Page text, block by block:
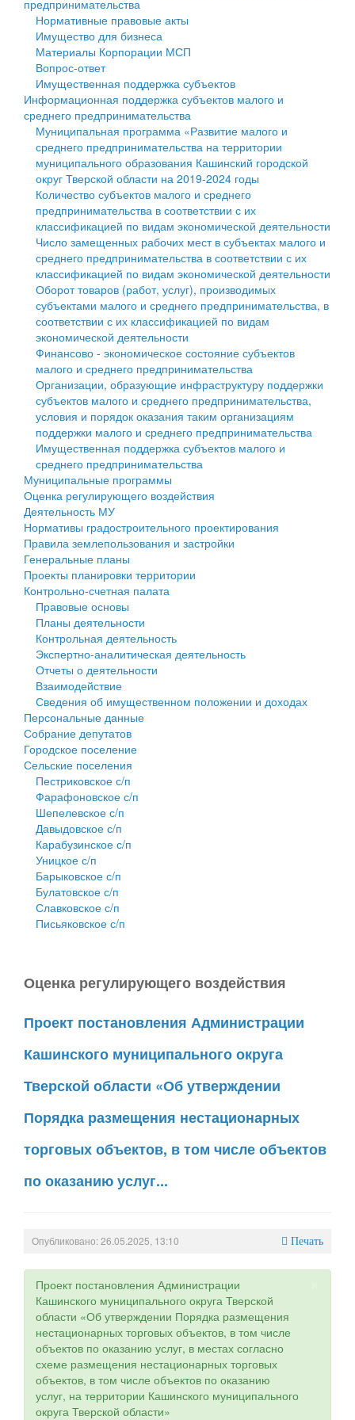
Государственные услуги
Промышленность и АПК
Экономика и бизнес
...
Символика
Устав
Гостям округа
Туризм
Культура
Образование
Здравоохранение
Социальная защита
Фотоальбом
муниципального округа Тверской области
Администрация Кашинского муниципального округа
Тверской области
Управление сельскими территориями
Открытые данные
Работа с обращениями граждан
Муниципальный контроль
Муниципальные услуги
Проекты административных регламентов
Антимонопольный комплаенс
Противодействие коррупции
Финансовое управление
Бюджет для граждан
Имущество
Выявление правообладателей ранее учтенных
объектов недвижимости
Имущественная поддержка субъектов малого и
среднего предпринимательства
Информационная поддержка субъектов малого и
среднего предпринимательства
Муниципальные программы
Контрольно-счетная палата
Персональные данные
Оценка регулирующего воздействия
Деятельность МУ
Нормативы градостроительного проектирования
Правила землепользования и застройки
Генеральные планы
Проекты планировки территории
Собрание депутатов
Городское поселение
Сельские поселения
предпринимательства
Нормативные правовые акты
Имущество для бизнеса
Материалы Корпорации МСП
Вопрос-ответ
Имущественная поддержка субъектов
Информационная поддержка субъектов малого и
среднего предпринимательства
Муниципальная программа «Развитие малого и
среднего предпринимательства на территории
муниципального образования Кашинский городской
округ Тверской области на 2019-2024 годы
Количество субъектов малого и среднего
предпринимательства в соответствии с их
классификацией по видам экономической деятельности
Число замещенных рабочих мест в субъектах малого и
среднего предпринимательства в соответствии с их
классификацией по видам экономической деятельности
Оборот товаров (работ, услуг), производимых
субъектами малого и среднего предпринимательства, в
соответствии с их классификацией по видам
экономической деятельности
Финансово - экономическое состояние субъектов
малого и среднего предпринимательства
Организации, образующие инфраструктуру поддержки
субъектов малого и среднего предпринимательства,
условия и порядок оказания таким организациям
поддержки малого и среднего предпринимательства
Имущественная поддержка субъектов малого и
среднего предпринимательства
Муниципальные программы
Оценка регулирующего воздействия
Деятельность МУ
Нормативы градостроительного проектирования
Правила землепользования и застройки
Генеральные планы
Проекты планировки территории
Контрольно-счетная палата
Правовые основы
Планы деятельности
Контрольная деятельность
Экспертно-аналитическая деятельность
Отчеты о деятельности
Взаимодействие
Сведения об имущественном положении и доходах
Персональные данные
Собрание депутатов
Городское поселение
Сельские поселения
Пестриковское с/п
Фарафоновское с/п
Шепелевское с/п
Давыдовское с/п
Карабузинское с/п
Уницкое с/п
Барыковское с/п
Булатовское с/п
Славковское с/п
Письяковское с/п
Оценка регулирующего воздействия
Проект постановления Администрации
Кашинского муниципального округа
Тверской области «Об утверждении
Порядка размещения нестационарных
торговых объектов, в том числе объектов
по оказанию услуг...
Опубликовано: 26.05.2025, 13:10 Печать
Проект постановления Администрации
Кашинского муниципального округа Тверской
области «Об утверждении Порядка размещения
нестационарных торговых объектов, в том числе
объектов по оказанию услуг, в местах согласно
схеме размещения нестационарных торговых
объектов, в том числе объектов по оказанию
услуг, на территории Кашинского муниципального
округа Тверской области»